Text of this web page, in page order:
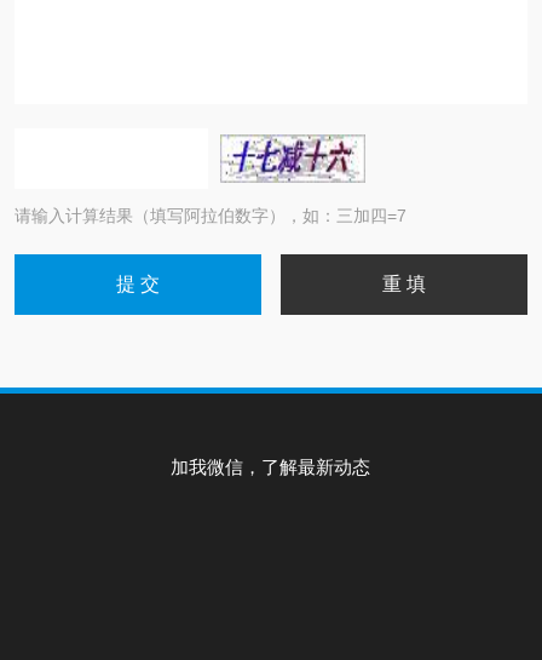
请输入计算结果（填写阿拉伯数字），如：三加四=7
加我微信，了解最新动态